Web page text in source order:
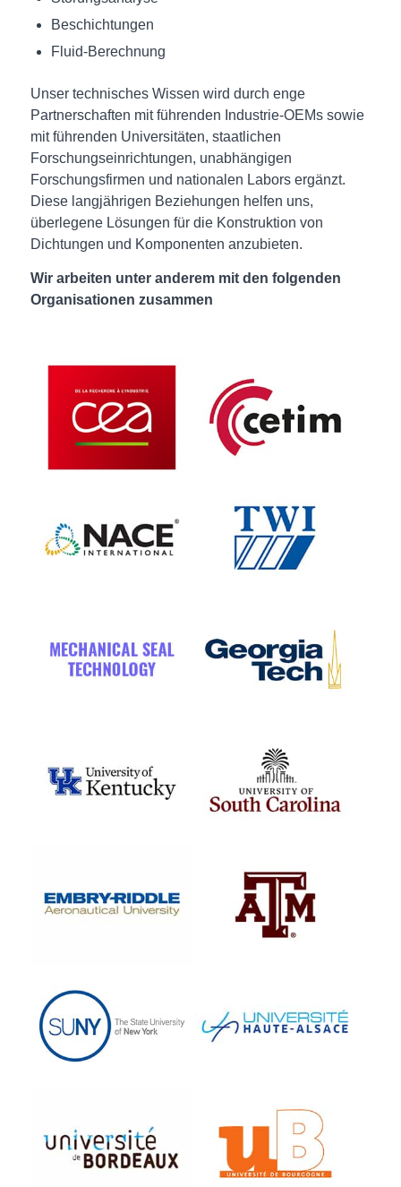
Beschichtungen
Fluid-Berechnung
Unser technisches Wissen wird durch enge
Partnerschaften mit führenden Industrie-OEMs sowie
mit führenden Universitäten, staatlichen
Forschungseinrichtungen, unabhängigen
Forschungsfirmen und nationalen Labors ergänzt.
Diese langjährigen Beziehungen helfen uns,
überlegene Lösungen für die Konstruktion von
Dichtungen und Komponenten anzubieten.
Wir arbeiten unter anderem mit den folgenden
Organisationen zusammen